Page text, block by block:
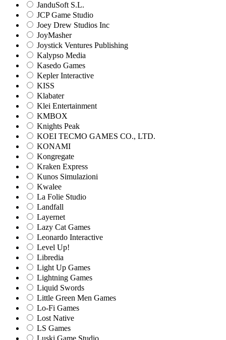
JanduSoft S.L.
JCP Game Studio
Joey Drew Studios Inc
JoyMasher
Joystick Ventures Publishing
Kalypso Media
Kasedo Games
Kepler Interactive
KISS
Klabater
Klei Entertainment
KMBOX
Knights Peak
KOEI TECMO GAMES CO., LTD.
KONAMI
Kongregate
Kraken Express
Kunos Simulazioni
Kwalee
La Folie Studio
Landfall
Layernet
Lazy Cat Games
Leonardo Interactive
Level Up!
Libredia
Light Up Games
Lightning Games
Liquid Swords
Little Green Men Games
Lo-Fi Games
Lost Native
LS Games